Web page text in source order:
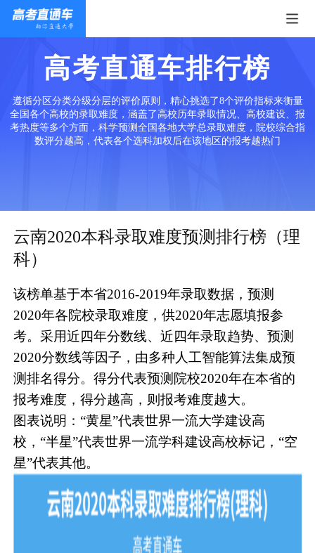
高考直通车排行榜
遵循分区分类分级分层的评价原则，精心挑选了8个评价指标来衡量
全国各个高校的录取难度，涵盖了高校历年录取情况、高校建设、报
考热度等多个方面，科学预测全国各地大学总录取难度，院校综合指
数评分越高，代表各个选科加权后在该地区的报考越热门
云南2020本科录取难度预测排行榜（理
科）
该榜单基于本省2016-2019年录取数据，预测
2020年各院校录取难度，供2020年志愿填报参
考。采用近四年分数线、近四年录取趋势、预测
2020分数线等因子，由多种人工智能算法集成预
测排名得分。得分代表预测院校2020年在本省的
报考难度，得分越高，则报考难度越大。
图表说明：“黄星”代表世界一流大学建设高
校，“半星”代表世界一流学科建设高校标记，“空
星”代表其他。